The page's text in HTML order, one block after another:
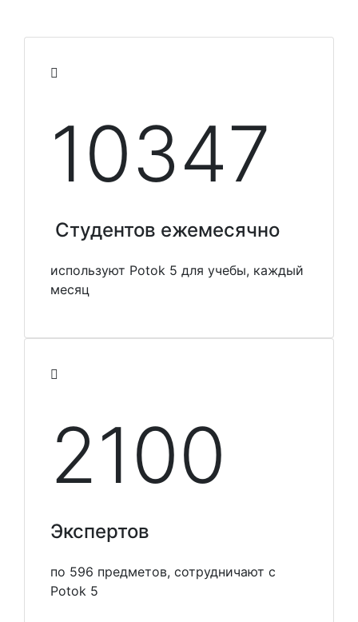
10348
Студентов ежемесячно
используют Potok 5 для учебы, каждый
месяц
2100
Экспертов
по 596 предметов, сотрудничают с
Potok 5